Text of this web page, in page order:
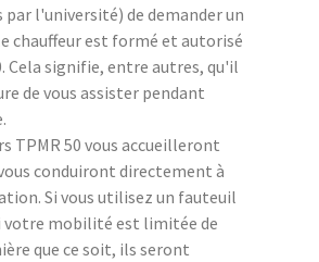
l'université) de demander un
chauffeur est formé et autorisé
Cela signifie, entre autres, qu'il
de vous assister pendant
TPMR 50 vous accueilleront
conduiront directement à
Si vous utilisez un fauteuil
votre mobilité est limitée de
que ce soit, ils seront